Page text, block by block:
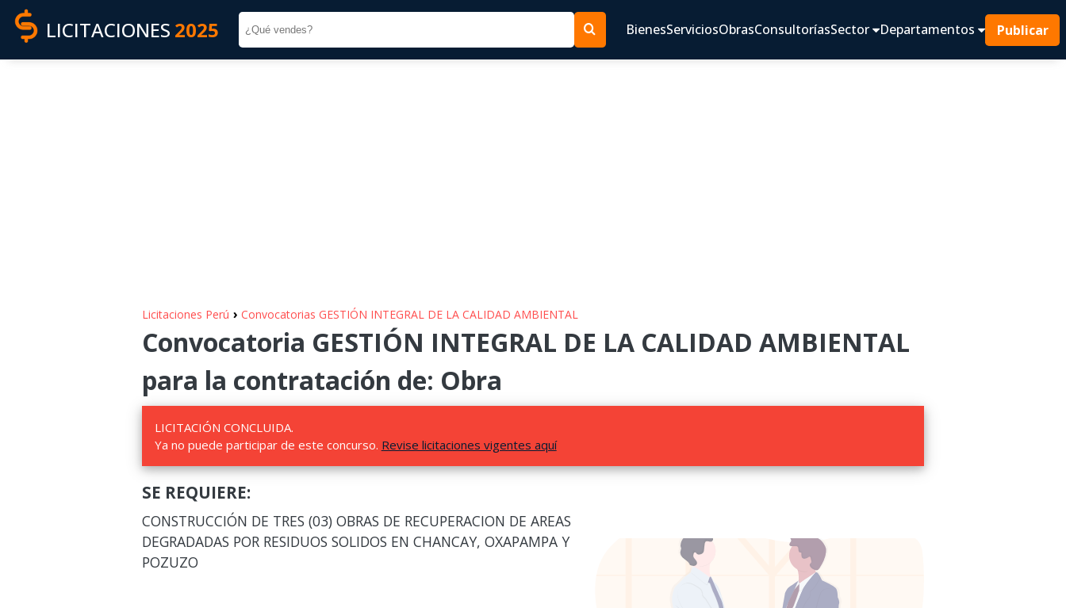
LICITACIONES 2025 BienesServiciosObrasConsultoríasSector Departamentos Publicar
Licitaciones Perú › Convocatorias GESTIÓN INTEGRAL DE LA CALIDAD AMBIENTAL
Convocatoria GESTIÓN INTEGRAL DE LA CALIDAD AMBIENTAL
para la contratación de: Obra
LICITACIÓN CONCLUIDA.
Ya no puede participar de este concurso. Revise licitaciones vigentes aquí
SE REQUIERE:
CONSTRUCCIÓN DE TRES (03) OBRAS DE RECUPERACION DE AREAS
DEGRADADAS POR RESIDUOS SOLIDOS EN CHANCAY, OXAPAMPA Y
POZUZO